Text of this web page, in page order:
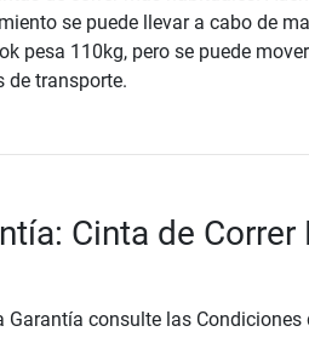
se puede llevar a cabo de
pesa 110kg, pero se puede
de transporte.
Cinta de Correr
consulte las Condiciones